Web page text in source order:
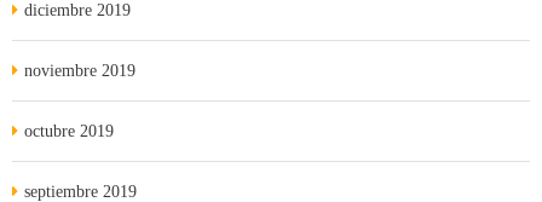
diciembre 2019
noviembre 2019
octubre 2019
septiembre 2019